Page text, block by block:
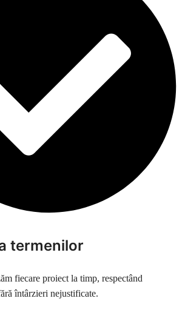
termenilor
fiecare proiect la timp, respectând
întârzieri nejustificate.